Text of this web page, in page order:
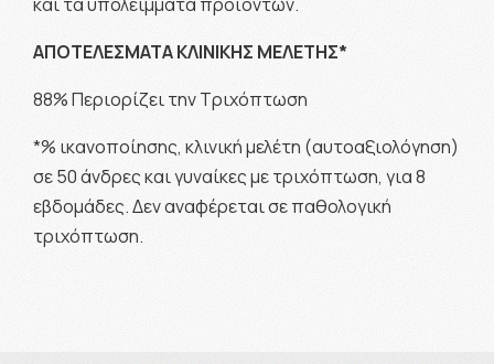
ΑΠΟΤΕΛΕΣΜΑΤΑ ΚΛΙΝΙΚΗΣ ΜΕΛΕΤΗΣ*
88% Περιορίζει την Τριχόπτωση
*% ικανοποίησης, κλινική μελέτη (αυτοαξιολόγηση)
σε 50 άνδρες και γυναίκες με τριχόπτωση, για 8
εβδομάδες. Δεν αναφέρεται σε παθολογική
τριχόπτωση.